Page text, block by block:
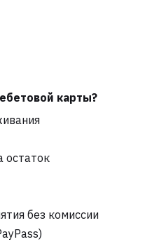
карты?
остаток
без комиссии